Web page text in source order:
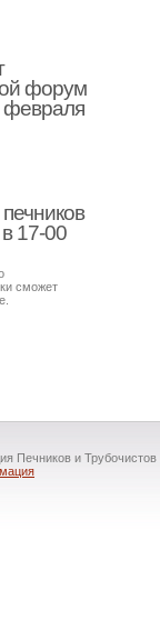
форум
февраля
17-00
сможет
Печников и